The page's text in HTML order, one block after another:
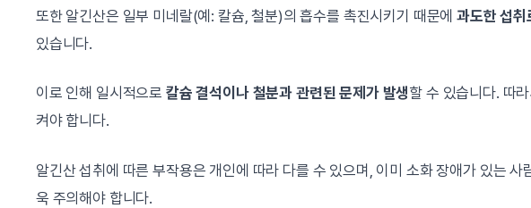
또한 알긴산은 일부 미네랄(예: 칼슘, 철분)의 흡수를 촉진시키기 때문에과도한 섭취
있습니다.
이로 인해 일시적으로 칼슘 결석이나 철분과 관련된 문제가 발생할 수 있습니다. 따
켜야 합니다.
알긴산 섭취에 따른 부작용은 개인에 따라 다를 수 있으며, 이미 소화 장애가 있는 사
욱 주의해야 합니다.